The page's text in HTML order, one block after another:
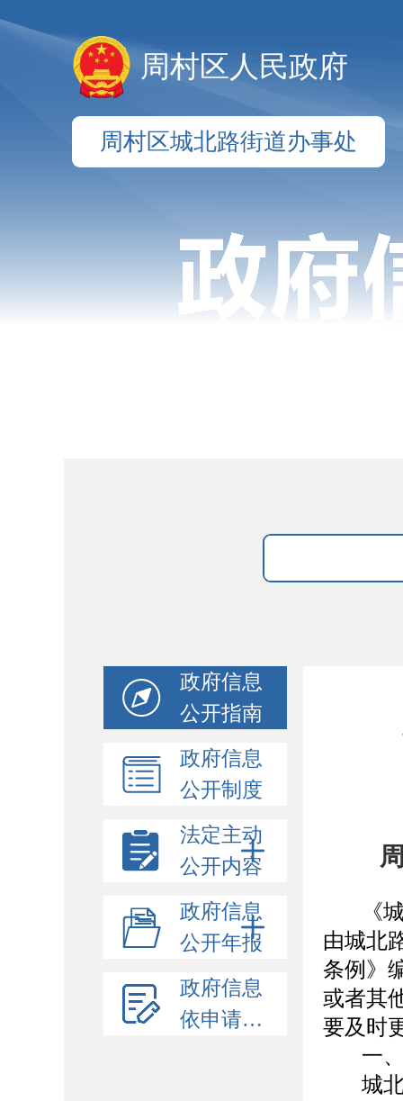
周村区人民政府
周村区城北路街道办事处
政府信息
公开指南
政府信息
公开制度
法定主动
公开内容
政府信息
公开年报
政府信息
依申请公开
《
由城北
条例》
或者其
要及时
一
城